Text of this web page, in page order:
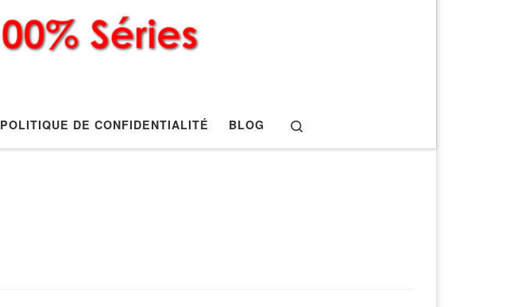
POLITIQUE DE CONFIDENTIALITÉ BLOG